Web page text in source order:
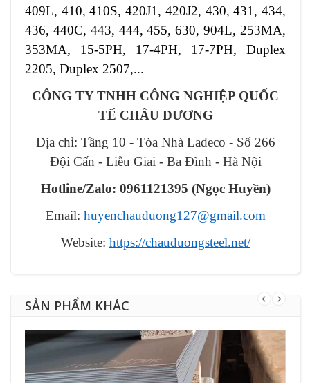
409L, 410, 410S, 420J1, 420J2, 430, 431, 434,
436, 440C, 443, 444, 455, 630, 904L, 253MA,
353MA, 15-5PH, 17-4PH, 17-7PH, Duplex
2205, Duplex 2507,...
CÔNG TY TNHH CÔNG NGHIỆP QUỐC
TẾ CHÂU DƯƠNG
Địa chỉ: Tầng 10 - Tòa Nhà Ladeco - Số 266
Đội Cấn - Liễu Giai - Ba Đình - Hà Nội
Hotline/Zalo: 0961121395 (Ngọc Huyền)
Email: huyenchauduong127@gmail.com
Website: https://chauduongsteel.net/
SẢN PHẨM KHÁC